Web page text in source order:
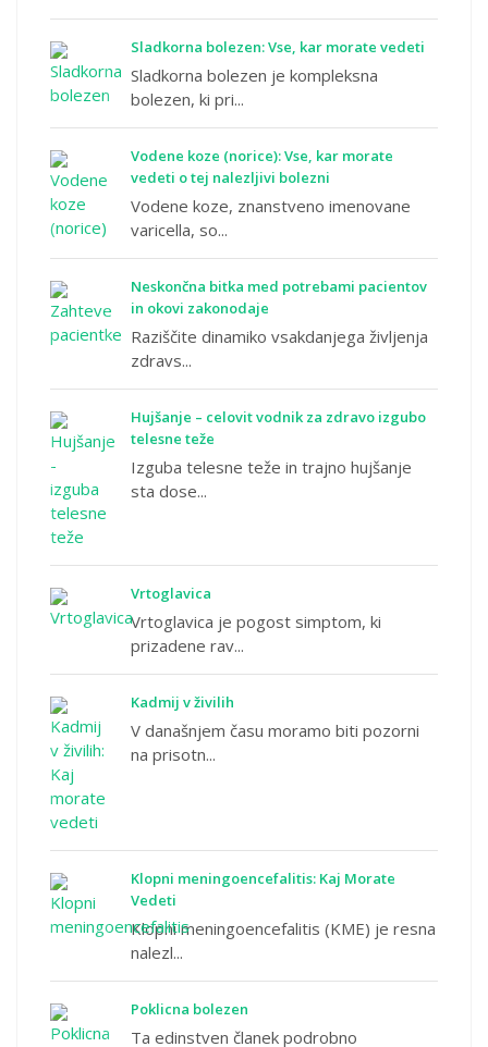
Sladkorna bolezen: Vse, kar morate vedeti
Sladkorna bolezen je kompleksna
bolezen, ki pri...
Vodene koze (norice): Vse, kar morate
vedeti o tej nalezljivi bolezni
Vodene koze, znanstveno imenovane
varicella, so...
Neskončna bitka med potrebami pacientov
in okovi zakonodaje
Raziščite dinamiko vsakdanjega življenja
zdravs...
Hujšanje – celovit vodnik za zdravo izgubo
telesne teže
Izguba telesne teže in trajno hujšanje
sta dose...
Vrtoglavica
Vrtoglavica je pogost simptom, ki
prizadene rav...
Kadmij v živilih
V današnjem času moramo biti pozorni
na prisotn...
Klopni meningoencefalitis: Kaj Morate
Vedeti
Klopni meningoencefalitis (KME) je resna
nalezl...
Poklicna bolezen
Ta edinstven članek podrobno